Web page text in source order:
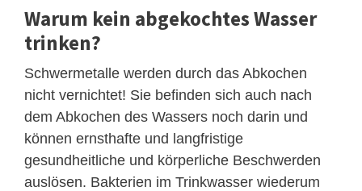
Warum kein abgekochtes Wasser
trinken?
Schwermetalle werden durch das Abkochen
nicht vernichtet! Sie befinden sich auch nach
dem Abkochen des Wassers noch darin und
können ernsthafte und langfristige
gesundheitliche und körperliche Beschwerden
auslösen. Bakterien im Trinkwasser wiederum